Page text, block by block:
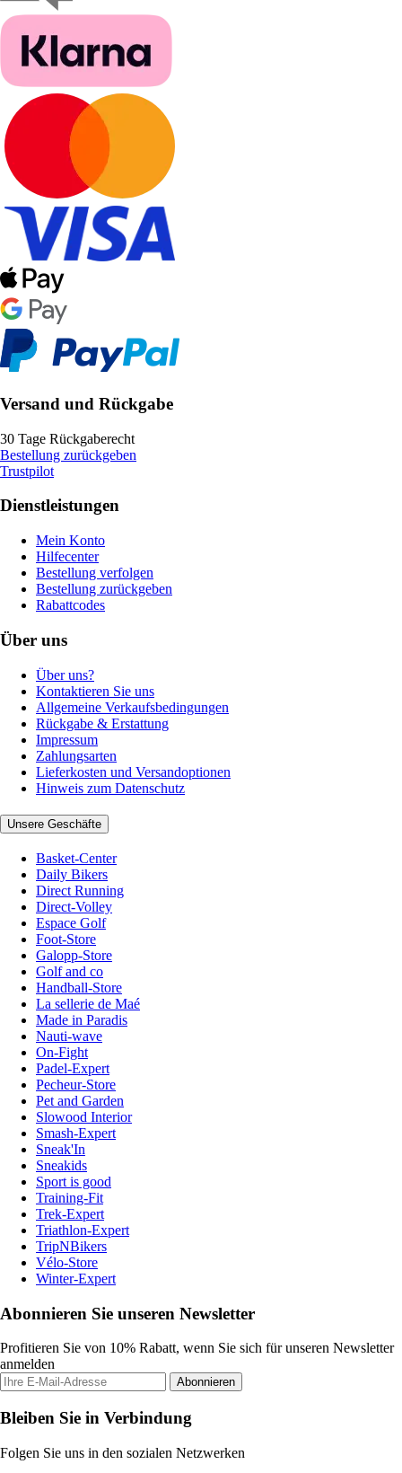
Versand und Rückgabe
30 Tage Rückgaberecht
Bestellung zurückgeben
Trustpilot
Dienstleistungen
Mein Konto
Hilfecenter
Bestellung verfolgen
Bestellung zurückgeben
Rabattcodes
Über uns
Über uns?
Kontaktieren Sie uns
Allgemeine Verkaufsbedingungen
Rückgabe & Erstattung
Impressum
Zahlungsarten
Lieferkosten und Versandoptionen
Hinweis zum Datenschutz
Unsere Geschäfte
Basket-Center
Daily Bikers
Direct Running
Direct-Volley
Espace Golf
Foot-Store
Galopp-Store
Golf and co
Handball-Store
La sellerie de Maé
Made in Paradis
Nauti-wave
On-Fight
Padel-Expert
Pecheur-Store
Pet and Garden
Slowood Interior
Smash-Expert
Sneak'In
Sneakids
Sport is good
Training-Fit
Trek-Expert
Triathlon-Expert
TripNBikers
Vélo-Store
Winter-Expert
Abonnieren Sie unseren Newsletter
Profitieren Sie von 10% Rabatt, wenn Sie sich für unseren Newsletter
anmelden
Abonnieren
Bleiben Sie in Verbindung
Folgen Sie uns in den sozialen Netzwerken